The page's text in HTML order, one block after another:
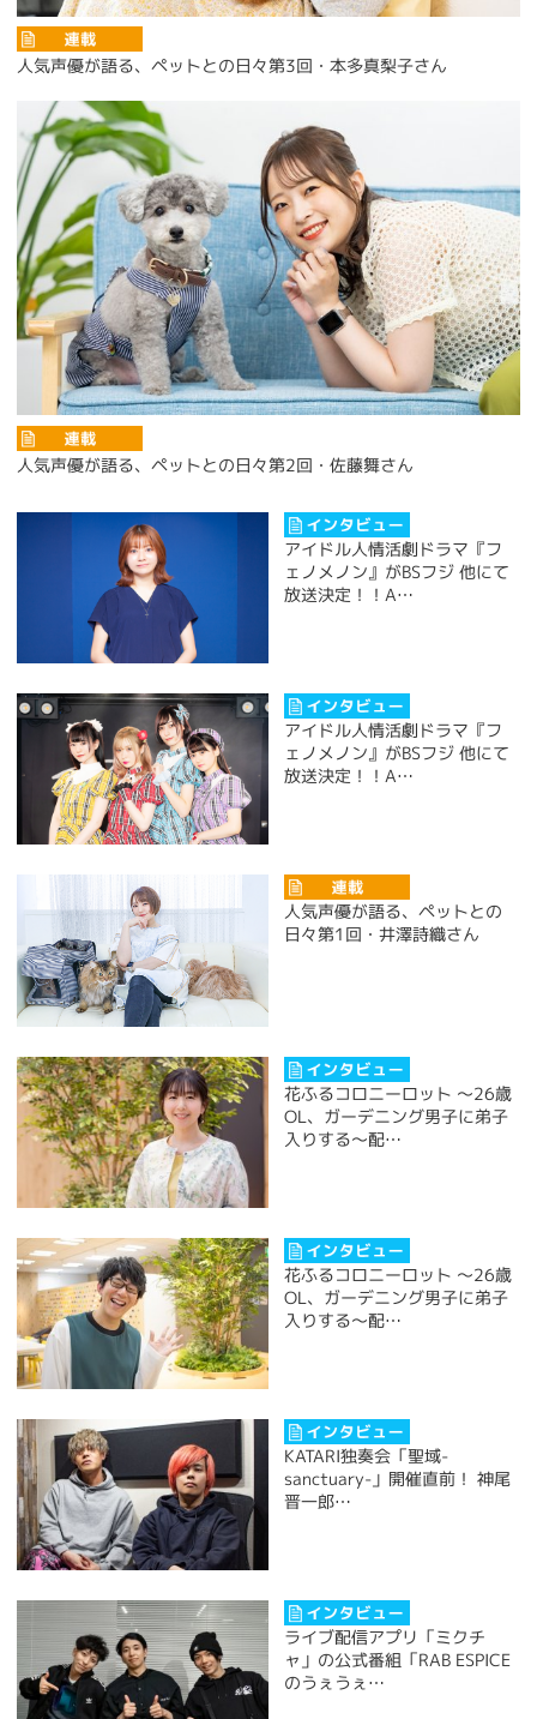
人気声優が語る、ペットとの日々第3回・本多真梨子さん
人気声優が語る、ペットとの日々第2回・佐藤舞さん
アイドル人情活劇ドラマ『フ
ェノメノン』がBSフジ 他にて
放送決定！！A…
アイドル人情活劇ドラマ『フ
ェノメノン』がBSフジ 他にて
放送決定！！A…
人気声優が語る、ペットとの
日々第1回・井澤詩織さん
花ふるコロニーロット ～26歳
OL、ガーデニング男子に弟子
入りする～配…
花ふるコロニーロット ～26歳
OL、ガーデニング男子に弟子
入りする～配…
KATARI独奏会「聖域-
sanctuary-」開催直前！ 神尾
晋一郎…
ライブ配信アプリ「ミクチ
ャ」の公式番組「RAB ESPICE
のうぇうぇ…